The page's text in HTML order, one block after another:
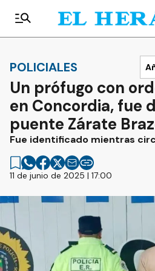
POLICIALES
Un prófugo con
en Concordia, fue
puente Zárate
Fue identificado mientras
11 de junio de 2025 | 17:00